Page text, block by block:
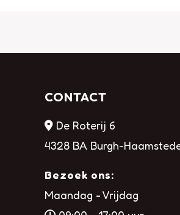
CONTACT
De Roterij 6
4328 BA Burgh-
Bezoek ons:
Maandag - Vrijdag